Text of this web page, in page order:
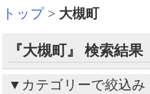
トップ > 大槻町
『大槻町』 検索結
▼カテゴリーで絞込み